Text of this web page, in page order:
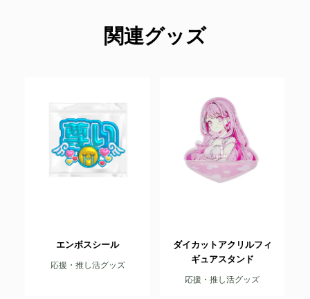
関連グッズ
エンボスシール
応援・推し活グッズ
ダイカットアクリルフィ
ギュアスタンド
応援・推し活グッズ